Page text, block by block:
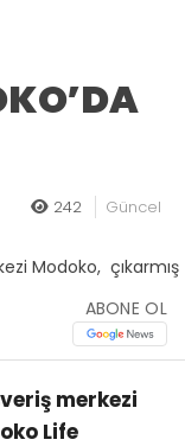
242 Güncel
ABONE OL
merkezi
Life